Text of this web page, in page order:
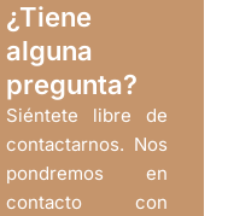
¿Tiene
alguna
pregunta?
Siéntete libre de
contactarnos. Nos
pondremos en
contacto con